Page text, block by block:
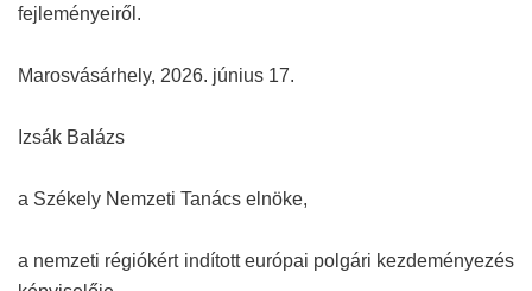
fejleményeiről.
Marosvásárhely, 2026. június 17.
Izsák Balázs
a Székely Nemzeti Tanács elnöke,
a nemzeti régiókért indított európai polgári kezdeményezés